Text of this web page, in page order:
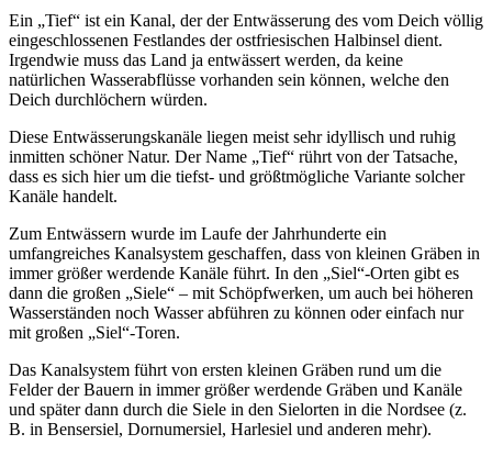
Ein „Tief“ ist ein Kanal, der der Entwässerung des vom Deich völlig
eingeschlossenen Festlandes der ostfriesischen Halbinsel dient.
Irgendwie muss das Land ja entwässert werden, da keine
natürlichen Wasserabflüsse vorhanden sein können, welche den
Deich durchlöchern würden.
Diese Entwässerungskanäle liegen meist sehr idyllisch und ruhig
inmitten schöner Natur. Der Name „Tief“ rührt von der Tatsache,
dass es sich hier um die tiefst- und größtmögliche Variante solcher
Kanäle handelt.
Zum Entwässern wurde im Laufe der Jahrhunderte ein
umfangreiches Kanalsystem geschaffen, dass von kleinen Gräben in
immer größer werdende Kanäle führt. In den „Siel“-Orten gibt es
dann die großen „Siele“ – mit Schöpfwerken, um auch bei höheren
Wasserständen noch Wasser abführen zu können oder einfach nur
mit großen „Siel“-Toren.
Das Kanalsystem führt von ersten kleinen Gräben rund um die
Felder der Bauern in immer größer werdende Gräben und Kanäle
und später dann durch die Siele in den Sielorten in die Nordsee (z.
B. in Bensersiel, Dornumersiel, Harlesiel und anderen mehr).